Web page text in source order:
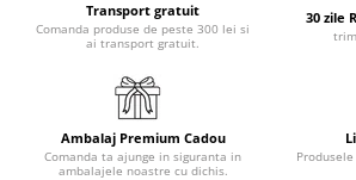
Transport gratuit
Comanda produse de peste 300 lei si
ai transport gratuit.
30 zile
Ambalaj Premium Cadou
Comanda ta ajunge in siguranta in
ambalajele noastre cu dichis.